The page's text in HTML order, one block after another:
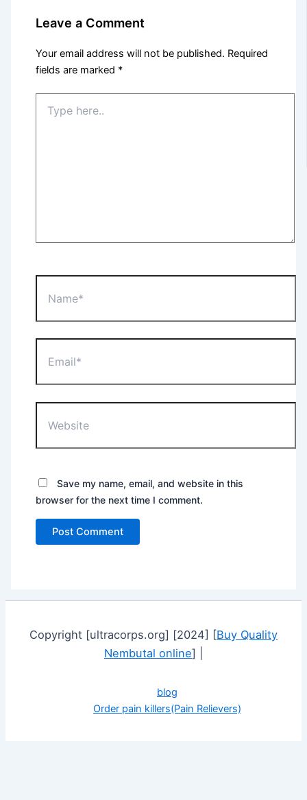
Leave a Comment
Your email address will not be published. Required
fields are marked *
here..
Save my name, email, and website in this
browser for the next time I comment.
Copyright [ultracorps.org] [2024] [Buy Quality
Nembutal online] |
blog
Order pain killers(Pain Relievers)